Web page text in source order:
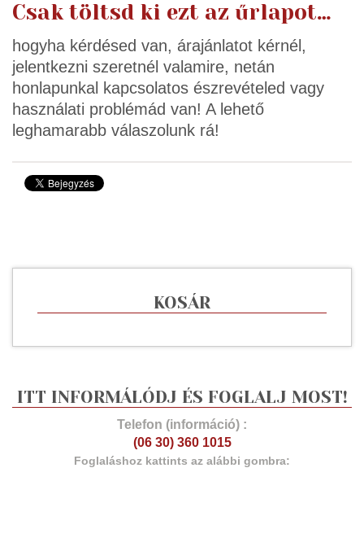
Csak töltsd ki ezt az űrlapot…
hogyha kérdésed van, árajánlatot kérnél,
jelentkezni szeretnél valamire, netán
honlapunkal kapcsolatos észrevételed vagy
használati problémád van! A lehető
leghamarabb válaszolunk rá!
KOSÁR
ITT INFORMÁLÓDJ ÉS FOGLALJ MOST!
Telefon (információ) :
(06 30) 360 1015
Foglaláshoz kattints az alábbi gombra: